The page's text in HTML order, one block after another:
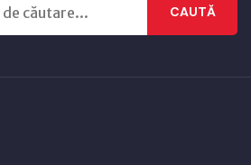
CAUTĂ